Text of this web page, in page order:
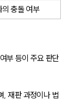
의 충돌 여부
부 등이 주요 판단
, 재판 과정이나 법